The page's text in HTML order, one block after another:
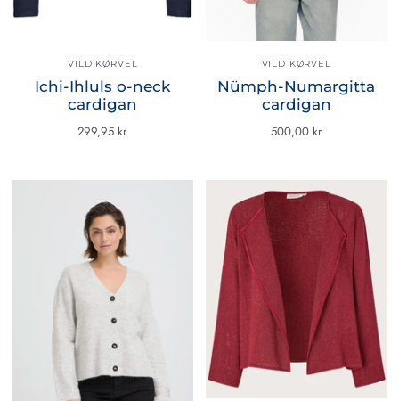
VILD KØRVEL
Ichi-Ihluls o-neck
cardigan
299,95 kr
VILD KØRVEL
Nümph-Numargitta
cardigan
500,00 kr